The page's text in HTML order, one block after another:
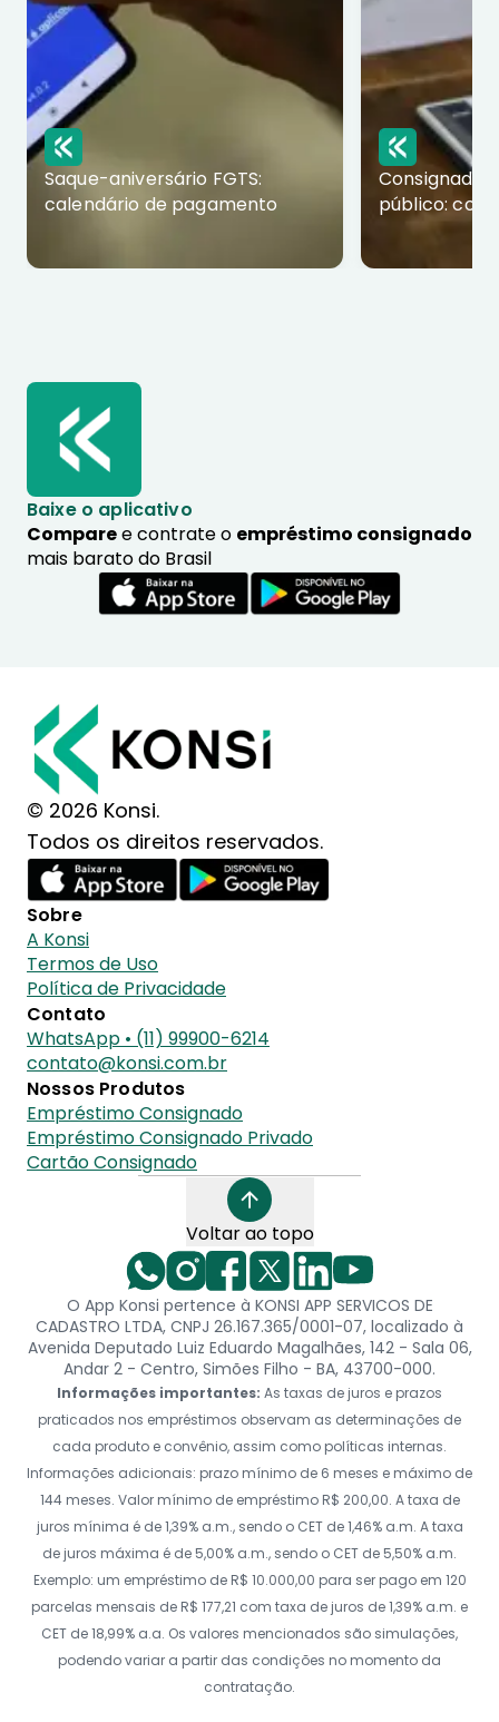
Saque-aniversário FGTS:
calendário de pagamento
Consignado
público:
Baixe o aplicativo
Comparee contrate o empréstimo consignado
mais barato do Brasil
© 2026 Konsi.
Todos os direitos reservados.
Sobre
A Konsi
Termos de Uso
Política de Privacidade
Contato
WhatsApp • (11) 99900-6214
contato@konsi.com.br
Nossos Produtos
Empréstimo Consignado
Empréstimo Consignado Privado
Cartão Consignado
Voltar ao topo
O App Konsi pertence à KONSI APP SERVICOS DE
CADASTRO LTDA, CNPJ 26.167.365/0001-07, localizado à
Avenida Deputado Luiz Eduardo Magalhães, 142 - Sala 06,
Andar 2 - Centro, Simões Filho - BA, 43700-000.
Informações importantes: As taxas de juros e prazos
praticados nos empréstimos observam as determinações de
cada produto e convênio, assim como políticas internas.
Informações adicionais: prazo mínimo de 6 meses e máximo de
144 meses. Valor mínimo de empréstimo R$ 200,00. A taxa de
juros mínima é de 1,39% a.m., sendo o CET de 1,46% a.m. A taxa
de juros máxima é de 5,00% a.m., sendo o CET de 5,50% a.m.
Exemplo: um empréstimo de R$ 10.000,00 para ser pago em 120
parcelas mensais de R$ 177,21 com taxa de juros de 1,39% a.m. e
CET de 18,99% a.a. Os valores mencionados são simulações,
podendo variar a partir das condições no momento da
contratação.